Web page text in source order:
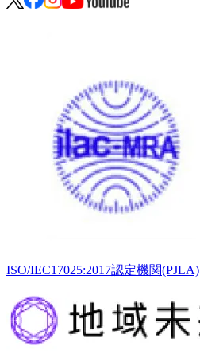
ISO/IEC17025:2017認定機関(PJLA)